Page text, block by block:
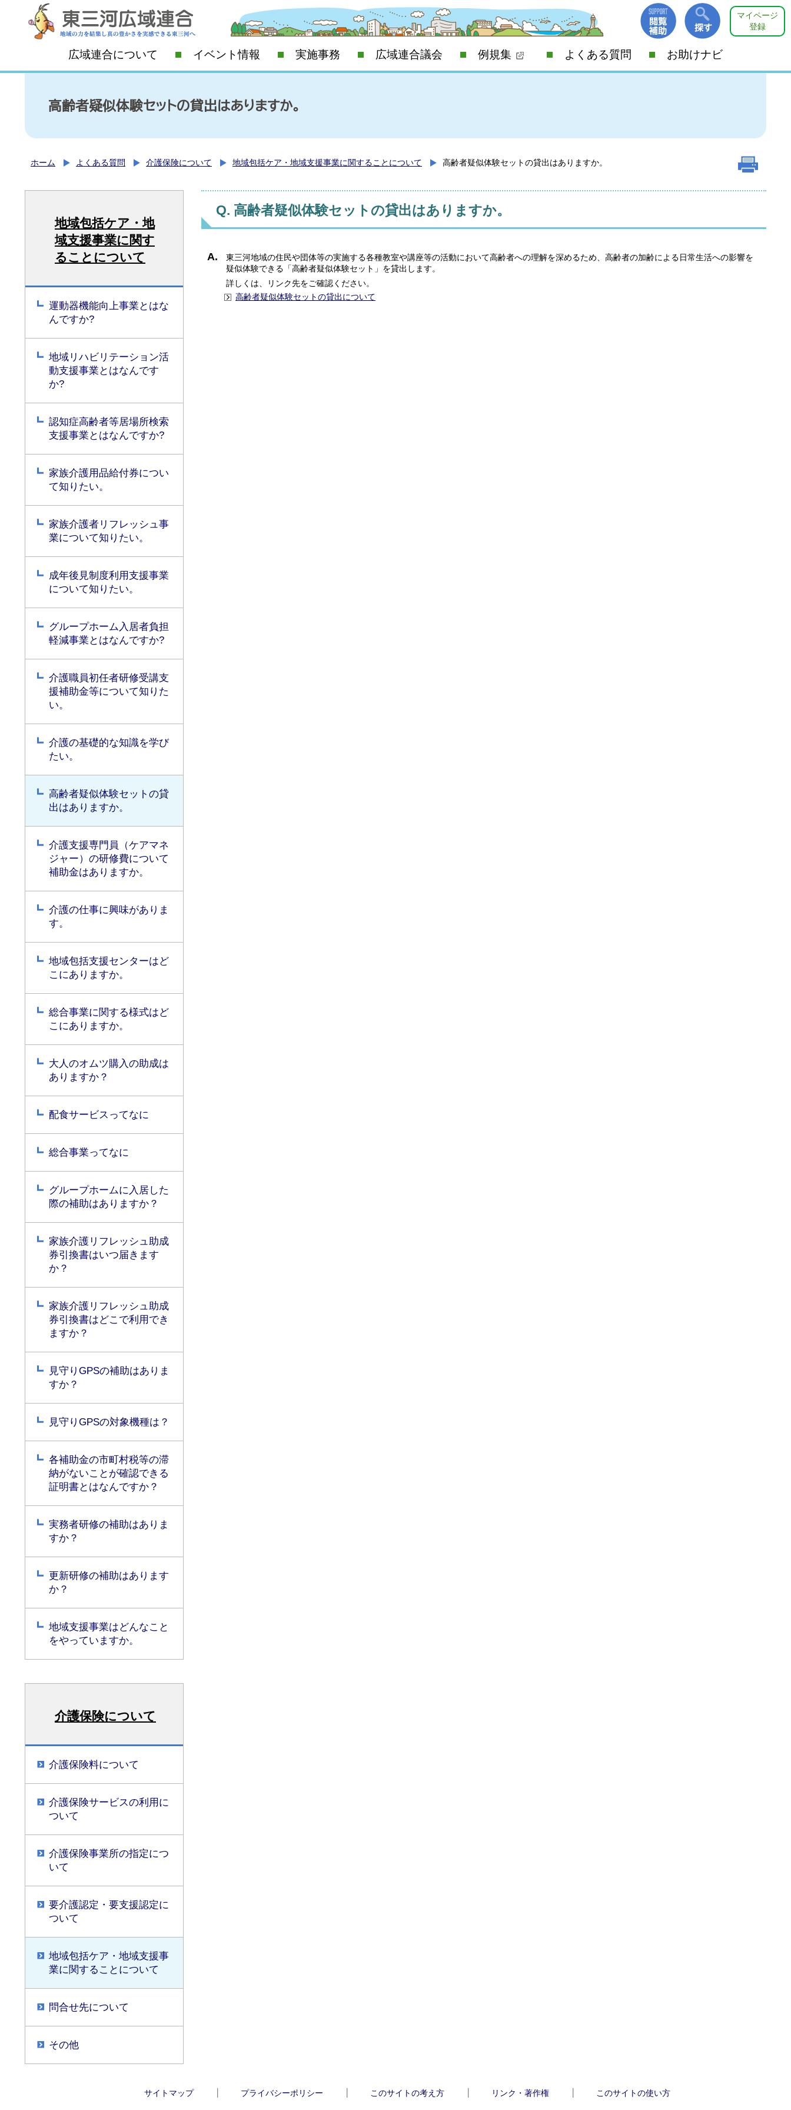
マイページ
登録
広域連合について イベント情報 実施事務 広域連合議会 例規集 よくある質問 お助けナビ
高齢者疑似体験セットの貸出はありますか。
ホーム よくある質問 介護保険について 地域包括ケア・地域支援事業に関することについて 高齢者疑似体験セットの貸出はありますか。
地域包括ケア・地
域支援事業に関す
ることについて
運動器機能向上事業とはな
んですか?
地域リハビリテーション活
動支援事業とはなんです
か?
認知症高齢者等居場所検索
支援事業とはなんですか?
家族介護用品給付券につい
て知りたい。
家族介護者リフレッシュ事
業について知りたい。
成年後見制度利用支援事業
について知りたい。
グループホーム入居者負担
軽減事業とはなんですか?
介護職員初任者研修受講支
援補助金等について知りた
い。
介護の基礎的な知識を学び
たい。
高齢者疑似体験セットの貸
出はありますか。
介護支援専門員（ケアマネ
ジャー）の研修費について
補助金はありますか。
介護の仕事に興味がありま
す。
地域包括支援センターはど
こにありますか。
総合事業に関する様式はど
こにありますか。
大人のオムツ購入の助成は
ありますか？
配食サービスってなに
総合事業ってなに
グループホームに入居した
際の補助はありますか？
家族介護リフレッシュ助成
券引換書はいつ届きます
か？
家族介護リフレッシュ助成
券引換書はどこで利用でき
ますか？
見守りGPSの補助はありま
すか？
見守りGPSの対象機種は？
各補助金の市町村税等の滞
納がないことが確認できる
証明書とはなんですか？
実務者研修の補助はありま
すか？
更新研修の補助はあります
か？
地域支援事業はどんなこと
をやっていますか。
介護保険について
介護保険料について
介護保険サービスの利用に
ついて
介護保険事業所の指定につ
いて
要介護認定・要支援認定に
ついて
地域包括ケア・地域支援事
業に関することについて
問合せ先について
その他
高齢者疑似体験セットの貸出はありますか。
東三河地域の住民や団体等の実施する各種教室や講座等の活動において高齢者への理解を深めるため、高齢者の加齢による日常生活への影響を
疑似体験できる「高齢者疑似体験セット」を貸出します。
詳しくは、リンク先をご確認ください。
高齢者疑似体験セットの貸出について
サイトマップ プライバシーポリシー このサイトの考え方 リンク・著作権 このサイトの使い方